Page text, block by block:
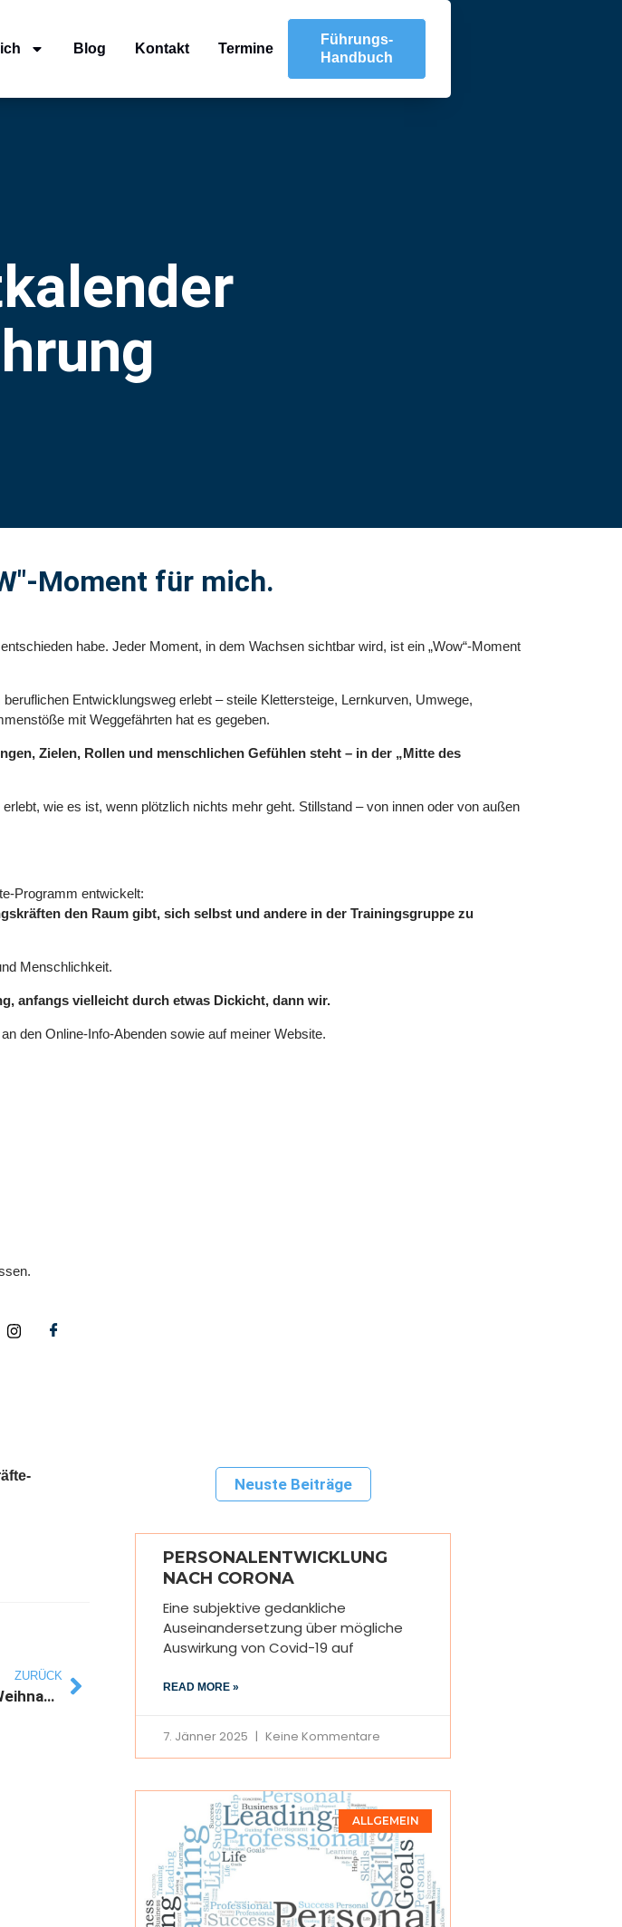
Blog Kontakt Termine
Führungs-
Handbuch
Moment für mich.
habe. Jeder Moment, in dem Wachsen sichtbar wird, ist ein „Wow“-Moment
Entwicklungsweg erlebt – steile Klettersteige, Lernkurven, Umwege,
mit Weggefährten hat es gegeben.
Zielen, Rollen und menschlichen Gefühlen steht – in der „Mitte des
wie es ist, wenn plötzlich nichts mehr geht. Stillstand – von innen oder von außen
Programm entwickelt:
den Raum gibt, sich selbst und andere in der Trainingsgruppe zu
Menschlichkeit.
anfangs vielleicht durch etwas Dickicht, dann wir.
den Online-Info-Abenden sowie auf meiner Website.
ZURÜCK
Sich verschenken – nicht nur zu Weihnachten
Neuste Beiträge
PERSONALENTWICKLUNG
NACH CORONA
Eine subjektive gedankliche
Auseinandersetzung über mögliche
Auswirkung von Covid-19 auf
READ MORE »
7. Jänner 2025 Keine Kommentare
ALLGEMEIN